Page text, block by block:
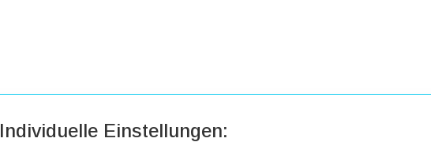
Individuelle Einstellungen: